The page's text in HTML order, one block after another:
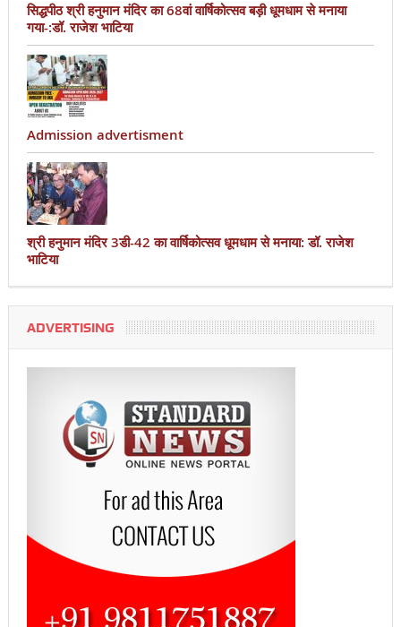
सिद्धपीठ श्री हनुमान मंदिर का 68वां वार्षिकोत्सव बड़ी धूमधाम से मनाया
गया-:डॉ. राजेश भाटिया
Admission advertisment
श्री हनुमान मंदिर 3डी-42 का वार्षिकोत्सव धूमधाम से मनाया: डॉ. राजेश
भाटिया
ADVERTISING